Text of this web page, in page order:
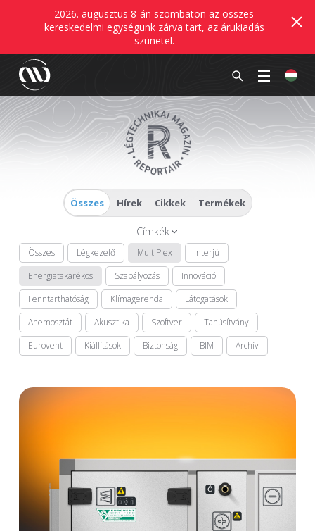
2026. augusztus 8-án szombaton az összes
kereskedelmi egységünk zárva tart, az árukiadás
szünetel.
Összes Hírek Cikkek Termékek
Címkék
Összes Légkezelő MultiPlex
Interjú
Energiatakarékos
Szabályozás
Innováció
Fenntarthatóság
Klímagerenda
Látogatások
Anemosztát
Akusztika Szoftver
Tanúsítvány
Eurovent
Kiállítások Biztonság BIM Archív